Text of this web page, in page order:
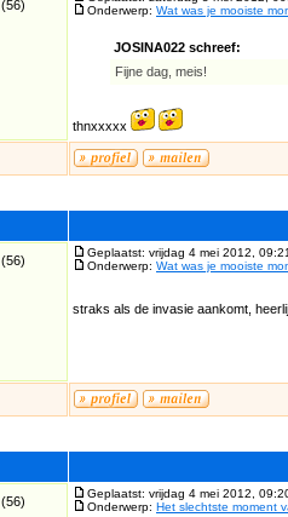
(56)
Onderwerp: Wat was je mooiste
JOSINA022 schreef:
Fijne dag, meis!
thnxxxxx
(56)
Geplaatst: vrijdag 4 mei 2012,
Onderwerp: Wat was je mooiste
straks als de invasie aankomt,
(56)
Geplaatst: vrijdag 4 mei 2012,
Onderwerp: Het slechtste moment